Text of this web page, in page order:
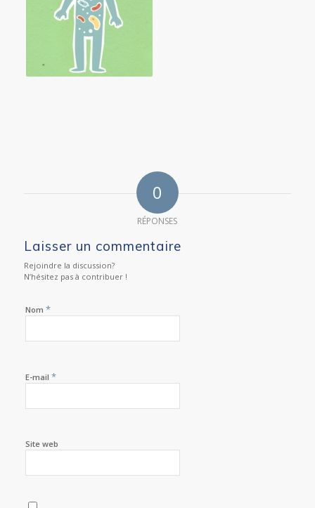
0
RÉPONSES
Laisser un commentaire
Rejoindre la discussion?
N’hésitez pas à contribuer !
Nom *
E-mail *
Site web